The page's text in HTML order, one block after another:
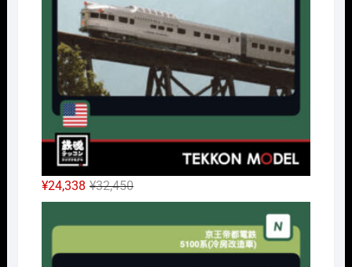
し
た。
で
す。
¥32,450元
の
価
¥24,338
現
在
の